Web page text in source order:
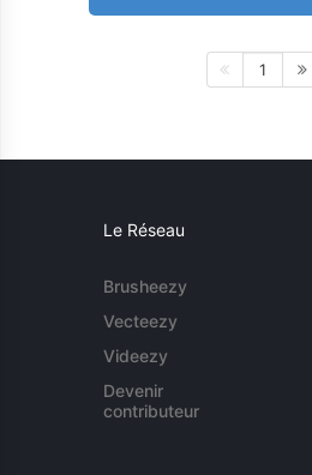
1
Le Réseau
Brusheezy
Vecteezy
Videezy
Devenir
contributeur